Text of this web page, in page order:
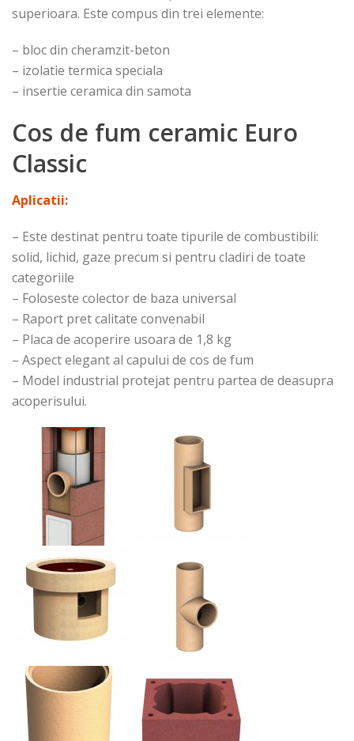
superioara. Este compus din trei elemente:
– bloc din cheramzit-beton
– izolatie termica speciala
– insertie ceramica din samota
Cos de fum ceramic Euro
Classic
Aplicatii:
– Este destinat pentru toate tipurile de combustibili:
solid, lichid, gaze precum si pentru cladiri de toate
categoriile
– Foloseste colector de baza universal
– Raport pret calitate convenabil
– Placa de acoperire usoara de 1,8 kg
– Aspect elegant al capului de cos de fum
– Model industrial protejat pentru partea de deasupra
acoperisului.